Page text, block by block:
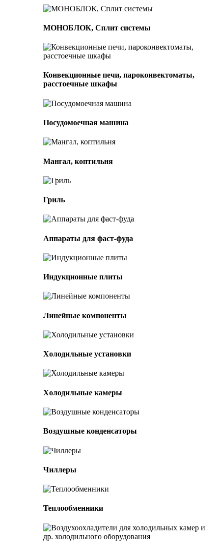
МОНОБЛОК, Сплит системы
Конвекционные печи, пароконвектоматы,
расстоечные шкафы
Посудомоечная машина
Мангал, коптильня
Гриль
Аппараты для фаст-фуда
Индукционные плиты
Линейные компоненты
Холодильные установки
Холодильные камеры
Воздушные конденсаторы
Чиллеры
Теплообменники